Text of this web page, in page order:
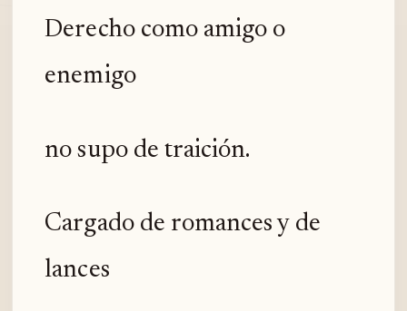
Derecho como amigo o
enemigo
no supo de traición.
Cargado de romances y de
lances